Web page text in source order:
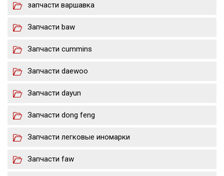
запчасти варшавка
Запчасти baw
Запчасти cummins
Запчасти daewoo
Запчасти dayun
Запчасти dong feng
Запчасти легковые иномарки
Запчасти faw